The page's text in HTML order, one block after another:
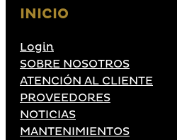
INICIO
Login
SOBRE NOSOTROS
ATENCIÓN AL CLIENTE
PROVEEDORES
NOTICIAS
MANTENIMIENTOS